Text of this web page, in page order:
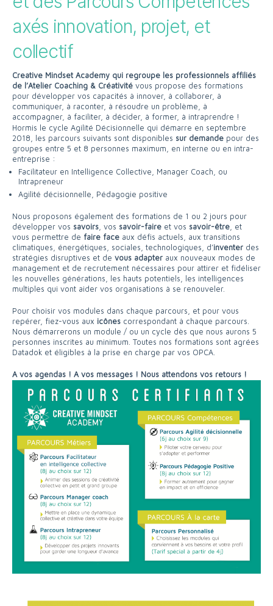
axés innovation, projet, et
collectif
Creative Mindset Academy qui regroupe les professionnels affiliés
de l’Atelier Coaching & Créativité vous propose des formations
pour développer vos capacités à innover, à collaborer, à
communiquer, à raconter, à résoudre un problème, à
accompagner, à faciliter, à décider, à former, à intraprendre !
Hormis le cycle Agilité Décisionnelle qui démarre en septembre
2018, les parcours suivants sont disponibles sur demande pour des
groupes entre 5 et 8 personnes maximum, en interne ou en intra-
entreprise :
Facilitateur en Intelligence Collective, Manager Coach, ou
Intrapreneur
Agilité décisionnelle, Pédagogie positive
Nous proposons également des formations de 1 ou 2 jours pour
développer vos savoirs , vos savoir-faire et vos savoir-être , et
vous permettre de faire face aux défis actuels, aux transitions
climatiques, énergétiques, sociales, technologiques, d’inventer des
stratégies disruptives et de vous adapter aux nouveaux modes de
management et de recrutement nécessaires pour attirer et fidéliser
les nouvelles générations, les hauts potentiels, les intelligences
multiples qui vont aider vos organisations à se renouveler.
Pour choisir vos modules dans chaque parcours, et pour vous
repérer, fiez-vous aux icônes correspondant à chaque parcours.
Nous démarrerons un module / ou un cycle dès que nous aurons 5
personnes inscrites au minimum. Toutes nos formations sont agrées
Datadok et éligibles à la prise en charge par vos OPCA.
A vos agendas ! A vos messages ! Nous attendons vos retours !